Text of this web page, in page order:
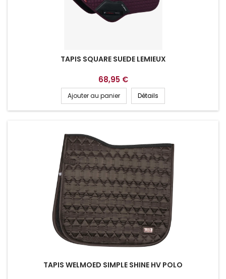
TAPIS SQUARE SUEDE LEMIEUX
68,95 €
Ajouter au panier Détails
TAPIS WELMOED SIMPLE SHINE HV POLO